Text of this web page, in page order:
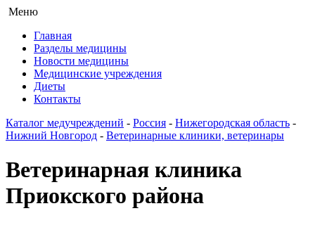
Меню
Главная
Разделы медицины
Новости медицины
Медицинские учреждения
Диеты
Контакты
Каталог медучреждений - Россия - Нижегородская область -
Нижний Новгород - Ветеринарные клиники, ветеринары
Ветеринарная клиника
Приокского района